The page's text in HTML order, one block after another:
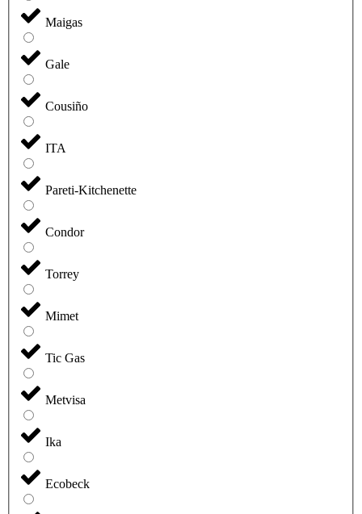
Maigas
Gale
Cousiño
ITA
Pareti-Kitchenette
Condor
Torrey
Mimet
Tic Gas
Metvisa
Ika
Ecobeck